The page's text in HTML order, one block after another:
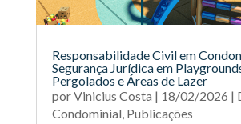
Responsabilidade Civil em
Segurança Jurídica em
Pergolados e Áreas de Lazer
porVinicius Costa | 18/02/2026 |
Condominial, Publicações